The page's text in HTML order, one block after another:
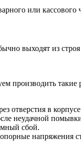
или кассового
выходят из
производить такие
отверстия в
неудачной
сбой.
напряжения